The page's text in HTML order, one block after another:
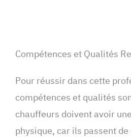
Compétences et Qualités
Pour réussir dans cette
compétences et qualités
chauffeurs doivent avoir
physique, car ils passent